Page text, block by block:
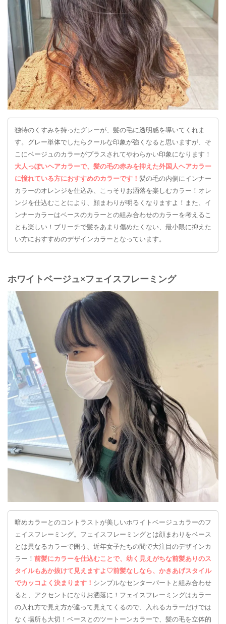
独特のくすみを持ったグレーが、髪の毛に透明感を導いてくれま
す。グレー単体でしたらクールな印象が強くなると思いますが、そ
こにベージュのカラーがプラスされてやわらかい印象になります！
大人っぽいヘアカラーで、髪の毛の赤みを抑えた外国人ヘアカラー
に憧れている方におすすめのカラーです！ 髪の毛の内側にインナー
カラーのオレンジを仕込み、こっそりお洒落を楽しむカラー！オレ
ンジを仕込むことにより、顔まわりが明るくなりますよ！また、イ
ンナーカラーはベースのカラーとの組み合わせのカラーを考えるこ
とも楽しい！ブリーチで髪をあまり傷めたくない、最小限に抑えた
い方におすすめのデザインカラーとなっています。
ホワイトベージュ×フェイスフレーミング
暗めカラーとのコントラストが美しいホワイトベージュカラーのフ
ェイスフレーミング。フェイスフレーミングとは顔まわりをベース
とは異なるカラーで囲う、近年女子たちの間で大注目のデザインカ
ラー！ 前髪にカラーを仕込むことで、幼く見えがちな前髪ありのス
タイルもあか抜けて見えますよ♡前髪なしなら、かきあげスタイル
でカッコよく決まります！ シンプルなセンターパートと組み合わせ
ると、アクセントになりお洒落に！フェイスフレーミングはカラー
の入れ方で見え方が違って見えてくるので、入れるカラーだけでは
なく場所も大切！ベースとのツートーンカラーで、髪の毛を立体的